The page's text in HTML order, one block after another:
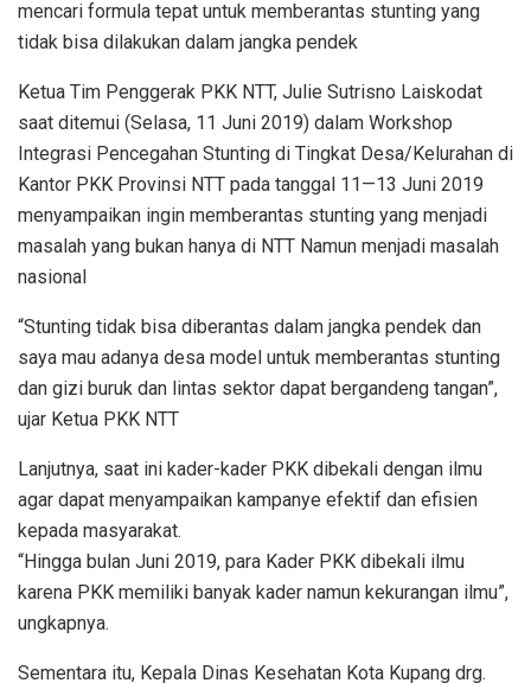
mencari formula tepat untuk memberantas stunting yang
tidak bisa dilakukan dalam jangka pendek
Ketua Tim Penggerak PKK NTT, Julie Sutrisno Laiskodat
saat ditemui (Selasa, 11 Juni 2019) dalam Workshop
Integrasi Pencegahan Stunting di Tingkat Desa/Kelurahan di
Kantor PKK Provinsi NTT pada tanggal 11—13 Juni 2019
menyampaikan ingin memberantas stunting yang menjadi
masalah yang bukan hanya di NTT Namun menjadi masalah
nasional
“Stunting tidak bisa diberantas dalam jangka pendek dan
saya mau adanya desa model untuk memberantas stunting
dan gizi buruk dan lintas sektor dapat bergandeng tangan”,
ujar Ketua PKK NTT
Lanjutnya, saat ini kader-kader PKK dibekali dengan ilmu
agar dapat menyampaikan kampanye efektif dan efisien
kepada masyarakat.
“Hingga bulan Juni 2019, para Kader PKK dibekali ilmu
karena PKK memiliki banyak kader namun kekurangan ilmu”,
ungkapnya.
Sementara itu, Kepala Dinas Kesehatan Kota Kupang drg.